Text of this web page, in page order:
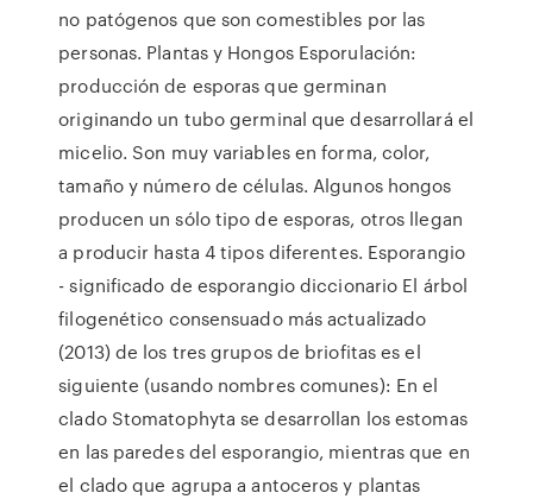
no patógenos que son comestibles por las
personas. Plantas y Hongos Esporulación:
producción de esporas que germinan
originando un tubo germinal que desarrollará el
micelio. Son muy variables en forma, color,
tamaño y número de células. Algunos hongos
producen un sólo tipo de esporas, otros llegan
a producir hasta 4 tipos diferentes. Esporangio
- significado de esporangio diccionario El árbol
filogenético consensuado más actualizado
(2013) de los tres grupos de briofitas es el
siguiente (usando nombres comunes): En el
clado Stomatophyta se desarrollan los estomas
en las paredes del esporangio, mientras que en
el clado que agrupa a antoceros y plantas